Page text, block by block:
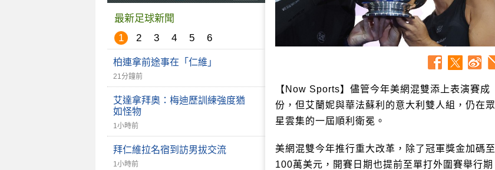
最新足球新聞
1
2 3 4 5 6
柏連拿前途事在「仁維」
21分鐘前
艾達拿拜奧：梅迪歷訓練強度猶
如怪物
1小時前
拜仁維拉名宿到訪男拔交流
1小時前
【Now Sports】儘管今年美網混雙添上表演賽成
份，但艾蘭妮與華法蘇利的意大利雙人組，仍在眾
星雲集的一屆順利衛冕。
美網混雙今年推行重大改革，除了冠軍獎金加碼至
100萬美元，開賽日期也提前至單打外圍賽舉行期